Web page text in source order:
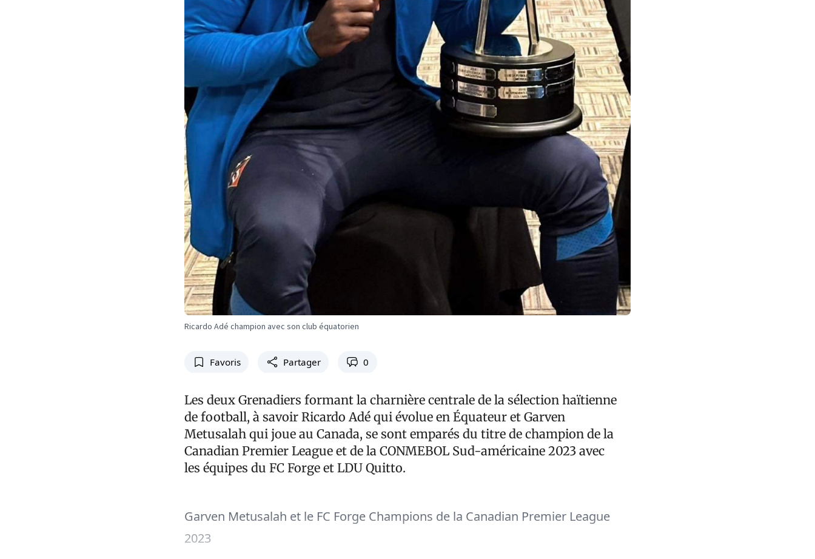
Ricardo Adé champion avec son club équatorien
Favoris Partager 0
Les deux Grenadiers formant la charnière centrale de la sélection haïtienne
de football, à savoir Ricardo Adé qui évolue en Équateur et Garven
Metusalah qui joue au Canada, se sont emparés du titre de champion de la
Canadian Premier League et de la CONMEBOL Sud-américaine 2023 avec
les équipes du FC Forge et LDU Quitto.
Garven Metusalah et le FC Forge Champions de la Canadian Premier League
2023